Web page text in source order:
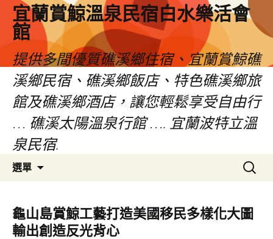
宜蘭賞鯨溫泉民宿白水樂活會
館
提供多間優質礁溪鄉住宿、宜蘭賞鯨礁
溪鄉民宿、礁溪鄉飯店、特色礁溪鄉旅
館及礁溪鄉酒店，讓您輕鬆享受自由行
… 礁溪太陽溫泉行館 …. 宜蘭波特立溫
泉民宿.
選單
要
內
容
搜
尋
鍵
字:
龜山島賞鯨工藝打造美國移民多樣化大圖
輸出創造反光背心